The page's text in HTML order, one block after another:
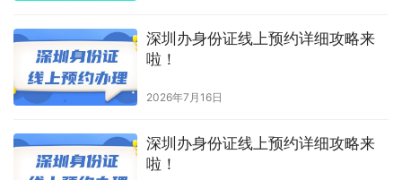
深圳办身份证线上预约详细攻略来
啦！
2026年7月16日
深圳办身份证线上预约详细攻略来
啦！